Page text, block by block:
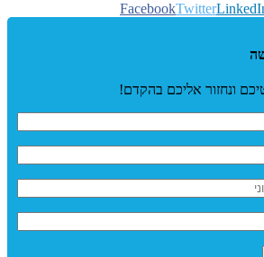
FacebookTwitter
ונחזור אליכם בהקדם!